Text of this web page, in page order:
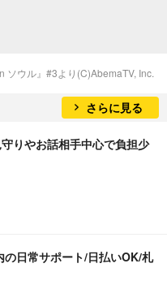
ソウル』#3より(C)AbemaTV, Inc.
さらに見る
りやお話相手中心で負担少
日常サポート/日払いOK/札